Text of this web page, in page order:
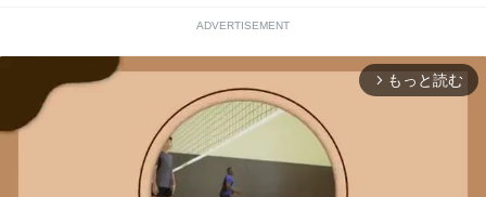
ADVERTISEMENT
arrow_forward_ios もっと読む